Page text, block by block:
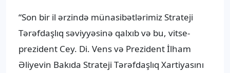
“Son bir il ərzində münasibətlərimiz Strateji
Tərəfdaşlıq səviyyəsinə qalxıb və bu, vitse-
prezident Cey. Di. Vens və Prezident İlham
Əliyevin Bakıda Strateji Tərəfdaşlıq Xartiyasını